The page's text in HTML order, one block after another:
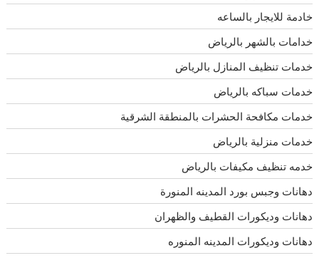
خادمة للايجار بالساعه
خدامات بالشهر بالرياض
خدمات تنظيف المنازل بالرياض
خدمات سباكه بالرياض
خدمات مكافحة الحشرات بالمنطقة الشرقية
خدمات منزلية بالرياض
خدمه تنظيف مكيفات بالرياض
دهانات وجبس بورد المدينه المنورة
دهانات وديكورات القطيف والظهران
دهانات وديكورات المدينه المنوره